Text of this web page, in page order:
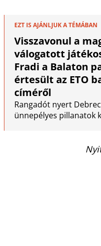
EZT IS AJÁNLJUK A TÉMÁBAN
Visszavonul a
válogatott
Fradi a Balaton
értesült az ETO
címéről
Rangadót nyert
ünnepélyes pillanatok